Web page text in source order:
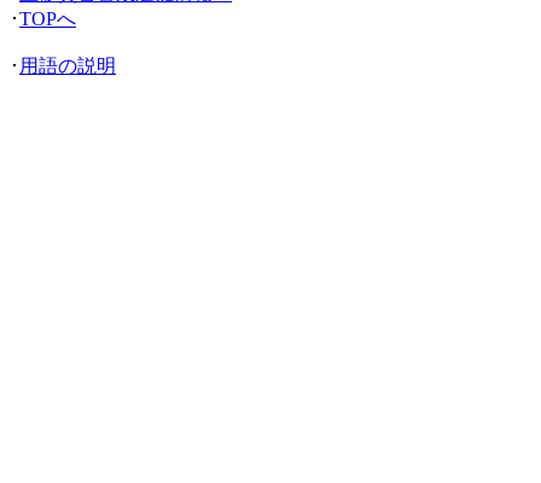
･TOPへ
･ 用語の説明